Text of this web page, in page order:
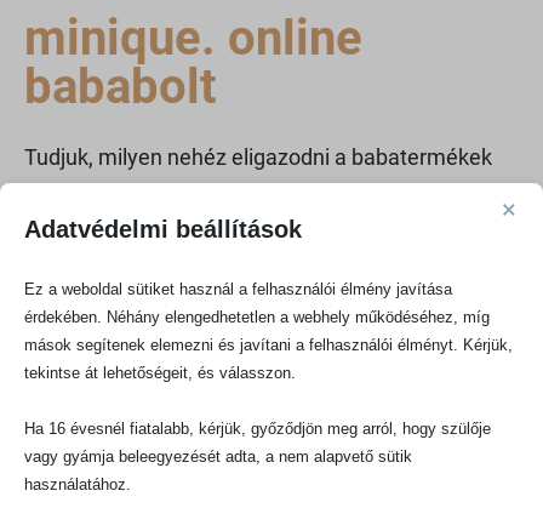
minique. online
bababolt
Tudjuk, milyen nehéz eligazodni a babatermékek
hoztuk létre a Minique babawebáruházat, egy
letisztult, átlátható online boltot, ahol megbízható
és stílusos termékeket találsz babáknak,
anyukáknak és kisgyermekeknek az első 5-6 évre.
Kínálatunkban minőségi baba textíliák, praktikus
baba bútorok, gyerekjátékok, gyerekszoba
Adatvédelmi beállítások
×
Ez a weboldal sütiket használ a felhasználói élmény javítása
érdekében. Néhány elengedhetetlen a webhely működéséhez, míg
mások segítenek elemezni és javítani a felhasználói élményt. Kérjük,
tekintse át lehetőségeit, és válasszon.
Ha 16 évesnél fiatalabb, kérjük, győződjön meg arról, hogy szülője
vagy gyámja beleegyezését adta, a nem alapvető sütik
használatához.